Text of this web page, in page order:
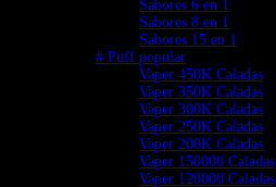
Sabores 6 en 1
Sabores 8 en 1
Sabores 15 en 1
# Puff popular
Vaper 450K Caladas
Vaper 350K Caladas
Vaper 300K Caladas
Vaper 250K Caladas
Vaper 200K Caladas
Vaper 150000 Caladas
Vaper 120000 Caladas